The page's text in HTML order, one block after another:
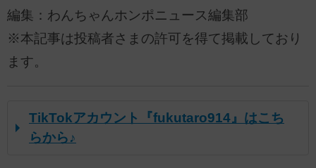
編集：わんちゃんホンポニュース編集部
※本記事は投稿者さまの許可を得て掲載しており
ます。
TikTokアカウント『fukutaro914』はこち
らから♪